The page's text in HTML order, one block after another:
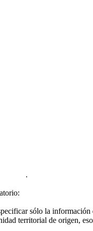
.
sólo la
territorial de origen,